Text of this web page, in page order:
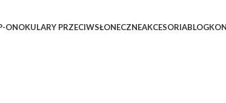
ONOKULARY PRZECIWSŁONECZNEAKCESORIABLOG